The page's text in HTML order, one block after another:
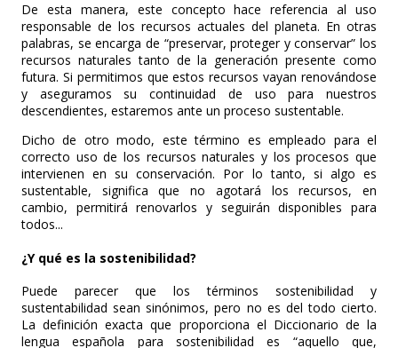
De esta manera, este concepto hace referencia al uso
responsable de los recursos actuales del planeta. En otras
palabras, se encarga de “preservar, proteger y conservar” los
recursos naturales tanto de la generación presente como
futura. Si permitimos que estos recursos vayan renovándose
y aseguramos su continuidad de uso para nuestros
descendientes, estaremos ante un proceso sustentable.
Dicho de otro modo, este término es empleado para el
correcto uso de los recursos naturales y los procesos que
intervienen en su conservación. Por lo tanto, si algo es
sustentable, significa que no agotará los recursos, en
cambio, permitirá renovarlos y seguirán disponibles para
todos...
¿Y qué es la sostenibilidad?
Puede parecer que los términos sostenibilidad y
sustentabilidad sean sinónimos, pero no es del todo cierto.
La definición exacta que proporciona el Diccionario de la
lengua española para sostenibilidad es “aquello que,